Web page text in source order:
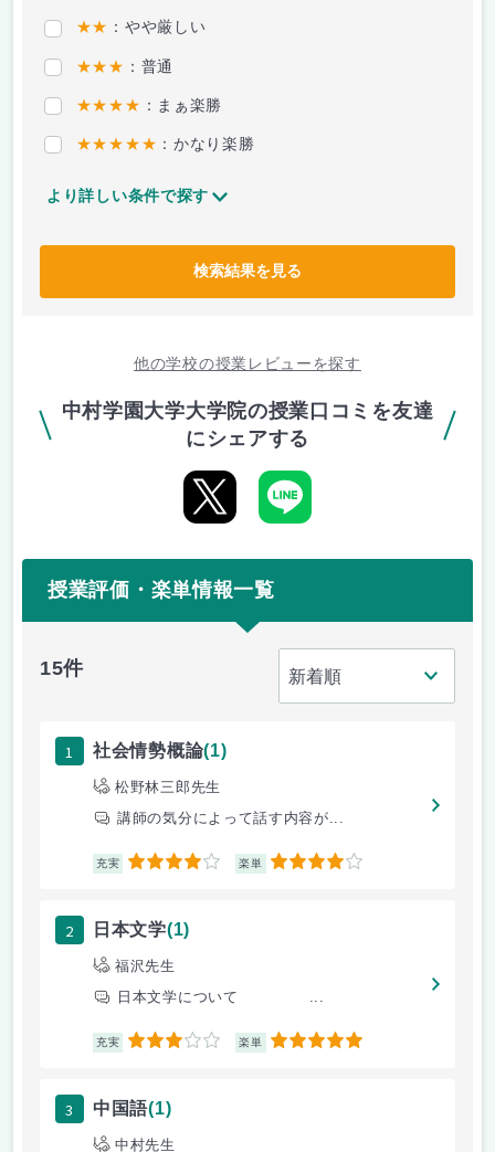
★★ ：やや厳しい
★★★ ：普通
★★★★ ：まぁ楽勝
★★★★★ ：かなり楽勝
より詳しい条件で探す
検索結果を見る
他の学校の授業レビューを探す
中村学園大学大学院の授業口コミを友達
にシェアする
授業評価・楽単情報一覧
15件
1 社会情勢概論(1)
松野林三郎先生
講師の気分によって話す内容が...
充実 4 楽単 4
2 日本文学(1)
福沢先生
日本文学について ...
充実 3 楽単 5
3 中国語(1)
中村先生